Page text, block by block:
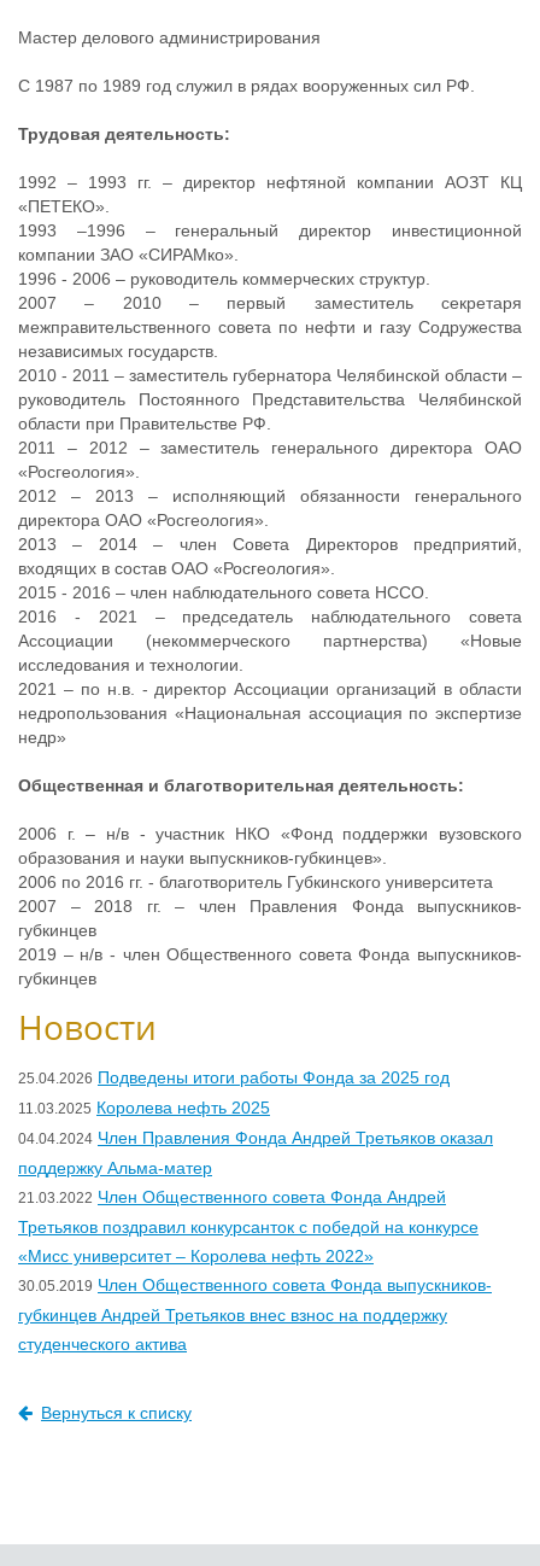
Мастер делового администрирования
С 1987 по 1989 год служил в рядах вооруженных сил РФ.
Трудовая деятельность:
1992 – 1993 гг. – директор нефтяной компании АОЗТ КЦ
«ПЕТЕКО».
1993 –1996 – генеральный директор инвестиционной
компании ЗАО «СИРАМко».
1996 - 2006 – руководитель коммерческих структур.
2007 – 2010 – первый заместитель секретаря
межправительственного совета по нефти и газу Содружества
независимых государств.
2010 - 2011 – заместитель губернатора Челябинской области –
руководитель Постоянного Представительства Челябинской
области при Правительстве РФ.
2011 – 2012 – заместитель генерального директора ОАО
«Росгеология».
2012 – 2013 – исполняющий обязанности генерального
директора ОАО «Росгеология».
2013 – 2014 – член Совета Директоров предприятий,
входящих в состав ОАО «Росгеология».
2015 - 2016 – член наблюдательного совета НССО.
2016 - 2021 – председатель наблюдательного совета
Ассоциации (некоммерческого партнерства) «Новые
исследования и технологии.
2021 – по н.в. - директор Ассоциации организаций в области
недропользования «Национальная ассоциация по экспертизе
недр»
Общественная и благотворительная деятельность:
2006 г. – н/в - участник НКО «Фонд поддержки вузовского
образования и науки выпускников-губкинцев».
2006 по 2016 гг. - благотворитель Губкинского университета
2007 – 2018 гг. – член Правления Фонда выпускников-
губкинцев
2019 – н/в - член Общественного совета Фонда выпускников-
губкинцев
Новости
25.04.2026 Подведены итоги работы Фонда за 2025 год
11.03.2025 Королева нефть 2025
04.04.2024 Член Правления Фонда Андрей Третьяков оказал
поддержку Альма-матер
21.03.2022 Член Общественного совета Фонда Андрей
Третьяков поздравил конкурсанток с победой на конкурсе
«Мисс университет – Королева нефть 2022»
30.05.2019 Член Общественного совета Фонда выпускников-
губкинцев Андрей Третьяков внес взнос на поддержку
студенческого актива
Вернуться к списку